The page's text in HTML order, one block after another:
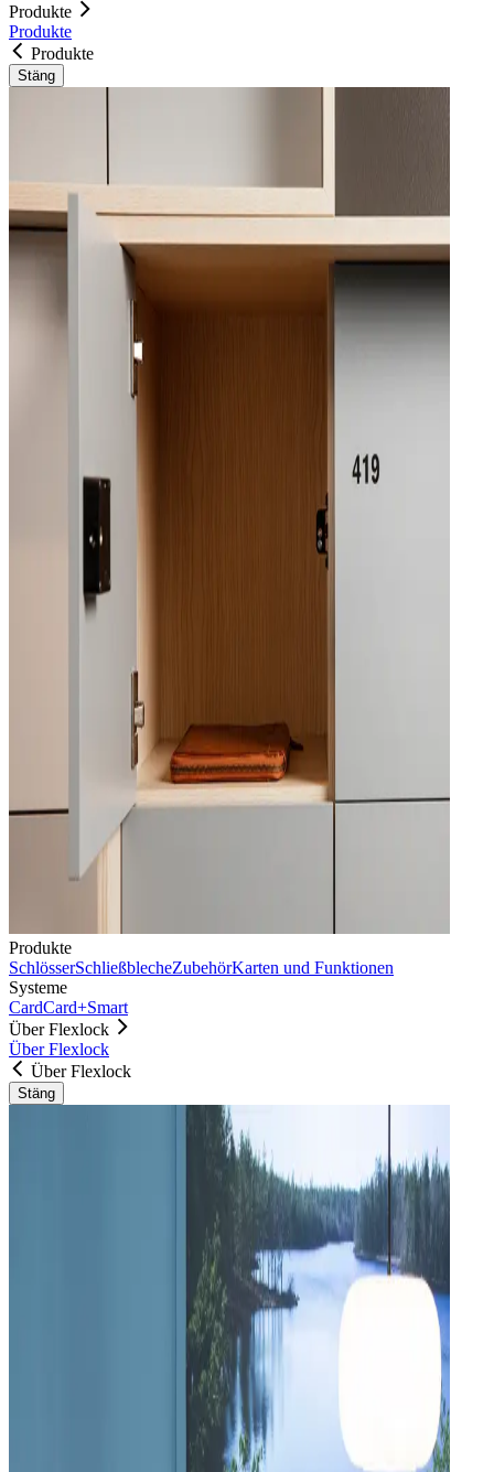
Produkte
Produkte
Produkte
Stäng
Produkte
SchlösserSchließblecheZubehörKarten und Funktionen
Systeme
CardCard+Smart
Über Flexlock
Über Flexlock
Über Flexlock
Stäng